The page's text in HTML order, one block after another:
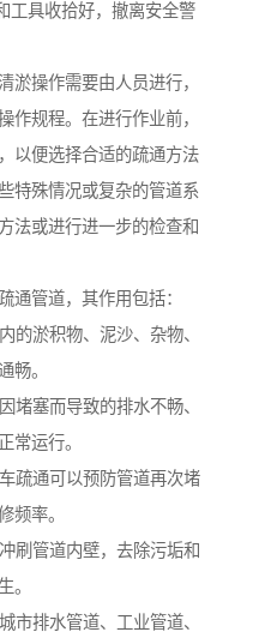
具收拾好，撤离安全警
淤操作需要由人员进行，
作规程。在进行作业前，
以便选择合适的疏通方法
特殊情况或复杂的管道系
法或进行进一步的检查和
通管道，其作用包括：
的淤积物、泥沙、杂物、
畅。
堵塞而导致的排水不畅、
常运行。
疏通可以预防管道再次堵
频率。
刷管道内壁，去除污垢和
。
市排水管道、工业管道、